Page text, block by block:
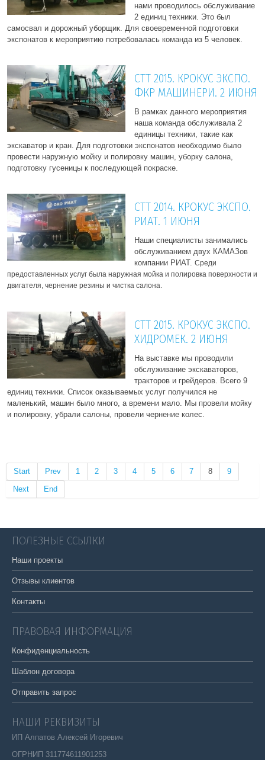
нами проводилось обслуживание
2 единиц техники. Это был
самосвал и дорожный уборщик. Для своевременной подготовки
экспонатов к мероприятию потребовалась команда из 5 человек.
СТТ 2015. КРОКУС ЭКСПО.
ФКР МАШИНЕРИ. 2 ИЮНЯ
В рамках данного мероприятия
наша команда обслуживала 2
единицы техники, такие как
экскаватор и кран. Для подготовки экспонатов необходимо было
провести наружную мойку и полировку машин, уборку салона,
подготовку гусеницы к последующей покраске.
СТТ 2014. КРОКУС ЭКСПО.
РИАТ. 1 ИЮНЯ
Наши специалисты занимались
обслуживанием двух КАМАЗов
компании РИАТ. Среди
предоставленных услуг была наружная мойка и полировка поверхности и
двигателя, чернение резины и чистка салона.
СТТ 2015. КРОКУС ЭКСПО.
ХИДРОМЕК. 2 ИЮНЯ
На выставке мы проводили
обслуживание экскаваторов,
тракторов и грейдеров. Всего 9
единиц техники. Список оказываемых услуг получился не
маленький, машин было много, а времени мало. Мы провели мойку
и полировку, убрали салоны, провели чернение колес.
Start Prev 1 2 3 4 5 6 7 8
9
Next
End
ПОЛЕЗНЫЕ ССЫЛКИ
Наши проекты
Отзывы клиентов
Контакты
ПРАВОВАЯ ИНФОРМАЦИЯ
Конфиденциальность
Шаблон договора
Отправить запрос
НАШИ РЕКВИЗИТЫ
ИП Алпатов Алексей Игоревич
ОГРНИП 311774611901253